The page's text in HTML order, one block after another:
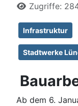
Zugriffe:
Infrastruktur
Stadtwerke
Ab dem 6.